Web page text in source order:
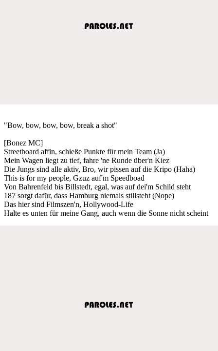
"Bow, bow, bow, bow, break a shot"
[Bonez MC]
Streetboard affin, schieße Punkte für mein Team (Ja)
Mein Wagen liegt zu tief, fahre 'ne Runde über'n Kiez
Die Jungs sind alle aktiv, Bro, wir pissen auf die Kripo (Haha)
This is for my people, Gzuz auf'm Speedboad
Von Bahrenfeld bis Billstedt, egal, was auf dei'm Schild steht
187 sorgt dafür, dass Hamburg niemals stillsteht (Nope)
Das hier sind Filmszen'n, Hollywood-Life
Halte es unten für meine Gang, auch wenn die Sonne nicht scheint